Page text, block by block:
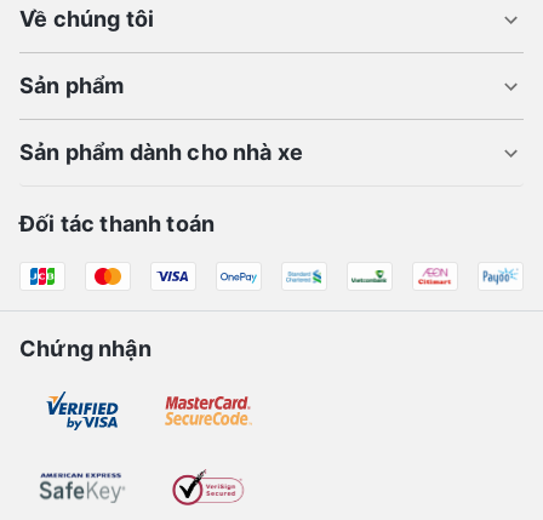
Về chúng tôi
Sản phẩm
Sản phẩm dành cho nhà xe
Đối tác thanh toán
Chứng nhận